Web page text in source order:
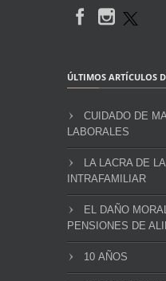
ÚLTIMOS ARTÍCULOS
CUIDADO DE
LABORALES
LA LACRA DE
INTRAFAMILIAR
EL DAÑO
PENSIONES DE
10 AÑOS